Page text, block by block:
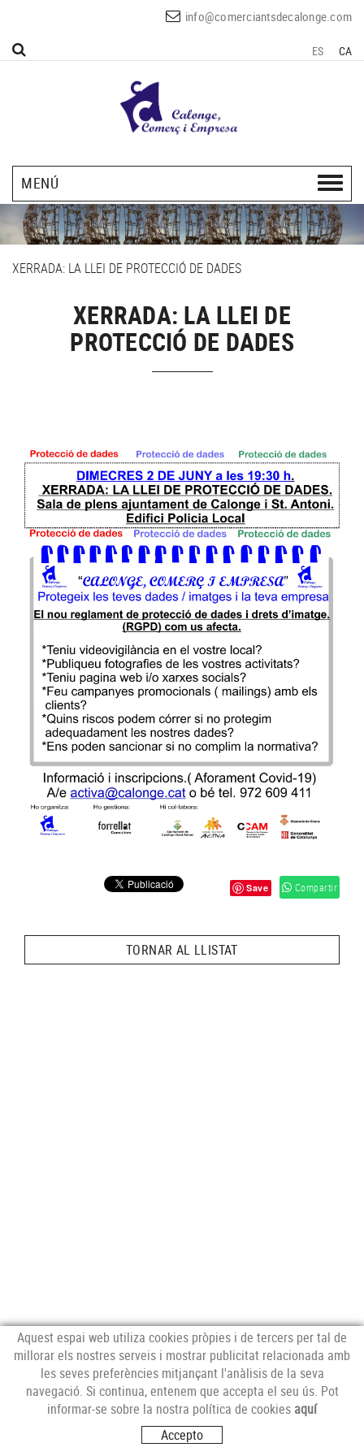
info@comerciantsdecalonge.com
ES CA
MENÚ
XERRADA: LA LLEI DE PROTECCIÓ DE DADES
XERRADA: LA LLEI DE
PROTECCIÓ DE DADES
Save Compartir
TORNAR AL LLISTAT
NEWSLETTER
Aquest espai web utiliza cookies pròpies i de tercers per tal de
millorar els nostres serveis i mostrar publicitat relacionada amb
les seves preferències mitjançant l'anàlisis de la seva
navegació. Si continua, entenem que accepta el seu ús. Pot
informar-se sobre la nostra política de cookies aquí
Accepto